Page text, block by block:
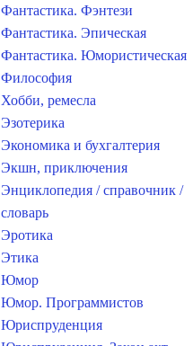
Фантастика. Фэнтези
Фантастика. Эпическая
Фантастика. Юмористическая
Философия
Хобби, ремесла
Эзотерика
Экономика и бухгалтерия
Экшн, приключения
Энциклопедия / справочник /
словарь
Эротика
Этика
Юмор
Юмор. Программистов
Юриспруденция